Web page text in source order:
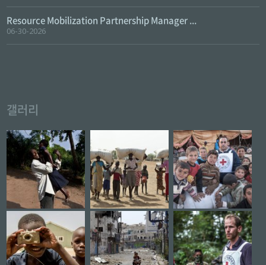
Resource Mobilization Partnership Manager ...
06-30-2026
갤러리